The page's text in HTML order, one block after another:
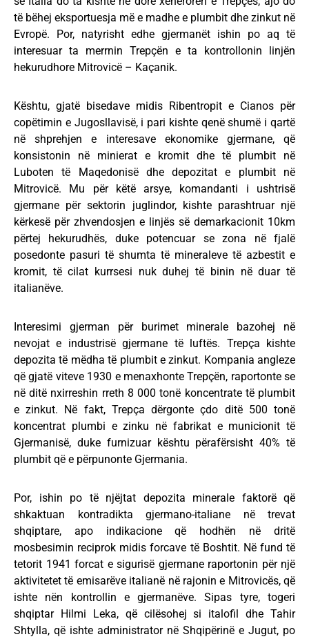
të bëhej eksportuesja më e madhe e plumbit dhe zinkut në
Evropë. Por, natyrisht edhe gjermanët ishin po aq të
interesuar ta merrnin Trepçën e ta kontrollonin linjën
hekurudhore Mitrovicë – Kaçanik.
Kështu, gjatë bisedave midis Ribentropit e Cianos për
copëtimin e Jugosllavisë, i pari kishte qenë shumë i qartë
në shprehjen e interesave ekonomike gjermane, që
konsistonin në minierat e kromit dhe të plumbit në
Luboten të Maqedonisë dhe depozitat e plumbit në
Mitrovicë. Mu për këtë arsye, komandanti i ushtrisë
gjermane për sektorin juglindor, kishte parashtruar një
kërkesë për zhvendosjen e linjës së demarkacionit 10km
përtej hekurudhës, duke potencuar se zona në fjalë
posedonte pasuri të shumta të mineraleve të azbestit e
kromit, të cilat kurrsesi nuk duhej të binin në duar të
italianëve.
Interesimi gjerman për burimet minerale bazohej në
nevojat e industrisë gjermane të luftës. Trepça kishte
depozita të mëdha të plumbit e zinkut. Kompania angleze
që gjatë viteve 1930 e menaxhonte Trepçën, raportonte se
në ditë nxirreshin rreth 8 000 tonë koncentrate të plumbit
e zinkut. Në fakt, Trepça dërgonte çdo ditë 500 tonë
koncentrat plumbi e zinku në fabrikat e municionit të
Gjermanisë, duke furnizuar kështu përafërsisht 40% të
plumbit që e përpunonte Gjermania.
Por, ishin po të njëjtat depozita minerale faktorë që
shkaktuan kontradikta gjermano-italiane në trevat
shqiptare, apo indikacione që hodhën në dritë
mosbesimin reciprok midis forcave të Boshtit. Në fund të
tetorit 1941 forcat e sigurisë gjermane raportonin për një
aktivitetet të emisarëve italianë në rajonin e Mitrovicës, që
ishte nën kontrollin e gjermanëve. Sipas tyre, togeri
shqiptar Hilmi Leka, që cilësohej si italofil dhe Tahir
Shtylla, që ishte administrator në Shqipërinë e Jugut, po